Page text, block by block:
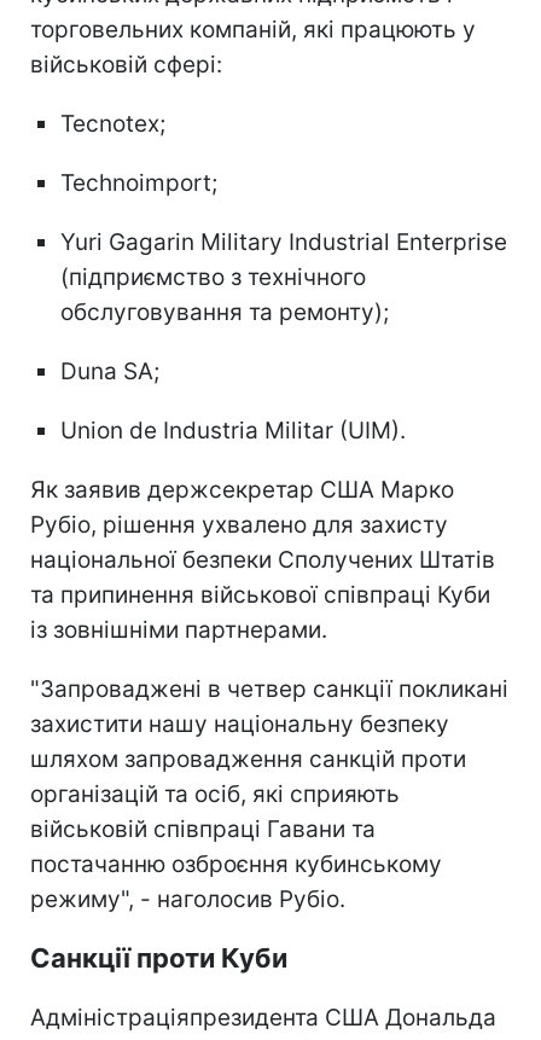
торговельних компаній, які працюють у
військовій сфері:
Tecnotex;
Technoimport;
Yuri Gagarin Military Industrial Enterprise
(підприємство з технічного
обслуговування та ремонту);
Duna SA;
Union de Industria Militar (UIM).
Як заявив держсекретар США Марко
Рубіо, рішення ухвалено для захисту
національної безпеки Сполучених Штатів
та припинення військової співпраці Куби
із зовнішніми партнерами.
"Запроваджені в четвер санкції покликані
захистити нашу національну безпеку
шляхом запровадження санкцій проти
організацій та осіб, які сприяють
військовій співпраці Гавани та
постачанню озброєння кубинському
режиму", - наголосив Рубіо.
Санкції проти Куби
Адміністраціяпрезидента США Дональда